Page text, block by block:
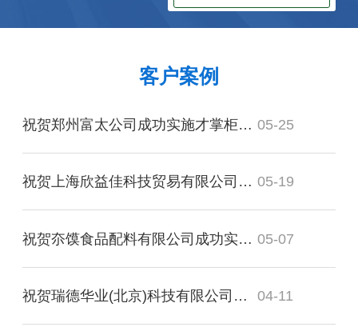
客户案例
祝贺郑州富太公司成功实施才掌柜仓库管理软件！ 05-25
祝贺上海欣益佳科技贸易有限公司成功实施才掌柜仓库管理软件！ 05-19
祝贺夵馍食品配料有限公司成功实施才掌柜进销存管理软件！ 05-07
祝贺瑞德华业(北京)科技有限公司成功实施才掌柜库存管理软件！ 04-11